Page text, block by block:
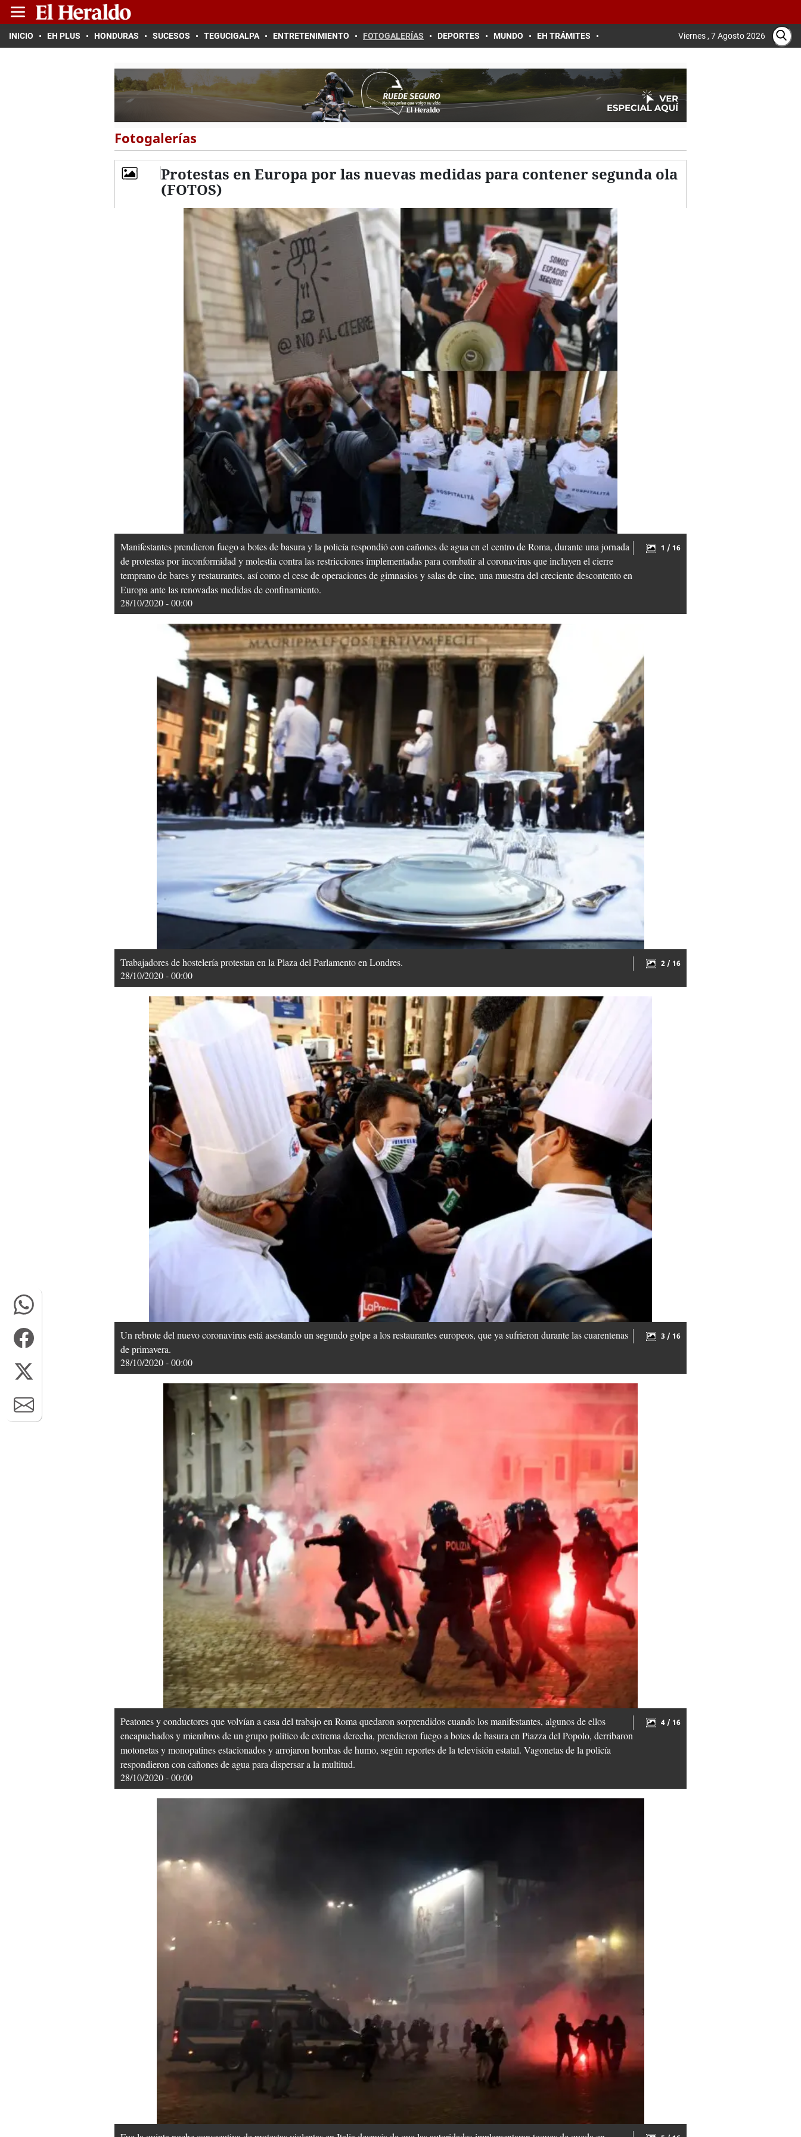
INICIO EH PLUS HONDURAS SUCESOS TEGUCIGALPA ENTRETENIMIENTO FOTOGALERÍAS DEPORTES MUNDO EH TRÁMITES Viernes , 7 Agosto 2026
Fotogalerías
Protestas en Europa por las nuevas medidas para contener segunda ola
(FOTOS)
Manifestantes prendieron fuego a botes de basura y la policía respondió con cañones de agua en el centro de Roma, durante una jornada
de protestas por inconformidad y molestia contra las restricciones implementadas para combatir al coronavirus que incluyen el cierre
temprano de bares y restaurantes, así como el cese de operaciones de gimnasios y salas de cine, una muestra del creciente descontento en
Europa ante las renovadas medidas de confinamiento.
28/10/2020 - 00:00
1 / 16
Trabajadores de hostelería protestan en la Plaza del Parlamento en Londres.
28/10/2020 - 00:00
2 / 16
Un rebrote del nuevo coronavirus está asestando un segundo golpe a los restaurantes europeos, que ya sufrieron durante las cuarentenas
de primavera.
28/10/2020 - 00:00
3 / 16
Peatones y conductores que volvían a casa del trabajo en Roma quedaron sorprendidos cuando los manifestantes, algunos de ellos
encapuchados y miembros de un grupo político de extrema derecha, prendieron fuego a botes de basura en Piazza del Popolo, derribaron
motonetas y monopatines estacionados y arrojaron bombas de humo, según reportes de la televisión estatal. Vagonetas de la policía
respondieron con cañones de agua para dispersar a la multitud.
28/10/2020 - 00:00
4 / 16